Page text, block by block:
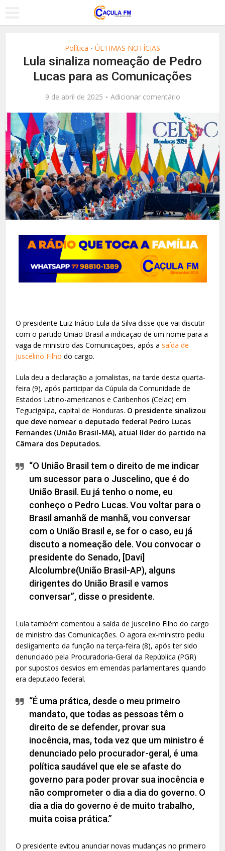
Política • ÚLTIMAS NOTÍCIAS
Lula sinaliza nomeação de Pedro
Lucas para as Comunicações
9 de abril de 2025 Adicionar comentário
O presidente Luiz Inácio Lula da Silva disse que vai discutir
com o partido União Brasil a indicação de um nome para a
vaga de ministro das Comunicações, após a saída de
Juscelino Filho do cargo.
Lula deu a declaração a jornalistas, na tarde desta quarta-
feira (9), após participar da Cúpula da Comunidade de
Estados Latino-americanos e Caribenhos (Celac) em
Tegucigalpa, capital de Honduras. O presidente sinalizou
que deve nomear o deputado federal Pedro Lucas
Fernandes (União Brasil-MA), atual líder do partido na
Câmara dos Deputados.
“O União Brasil tem o direito de me indicar
um sucessor para o Juscelino, que é do
União Brasil. Eu já tenho o nome, eu
conheço o Pedro Lucas. Vou voltar para o
Brasil amanhã de manhã, vou conversar
com o União Brasil e, se for o caso, eu já
discuto a nomeação dele. Vou convocar o
presidente do Senado, [Davi]
Alcolumbre(União Brasil-AP), alguns
dirigentes do União Brasil e vamos
conversar”, disse o presidente.
Lula também comentou a saída de Juscelino Filho do cargo
de ministro das Comunicações. O agora ex-ministro pediu
desligamento da função na terça-feira (8), após ter sido
denunciado pela Procuradoria-Geral da República (PGR)
por supostos desvios em emendas parlamentares quando
era deputado federal.
“É uma prática, desde o meu primeiro
mandato, que todas as pessoas têm o
direito de se defender, provar sua
inocência, mas, toda vez que um ministro é
denunciado pelo procurador-geral, é uma
política saudável que ele se afaste do
governo para poder provar sua inocência e
não comprometer o dia a dia do governo. O
dia a dia do governo é de muito trabalho,
muita coisa prática.”
O presidente evitou anunciar novas mudanças no primeiro